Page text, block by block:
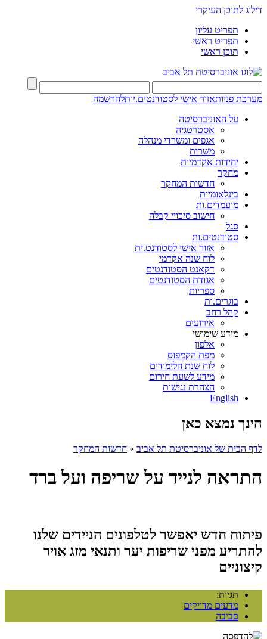
דילוג לתוכן העיקרי
תפריט עליון
תפריט ראשי
תוכן ראשי
מערכת פניותאזור אישי לסטודנטים.יותלהרשמה
על האוניברסיטה
אסטרטגיה
אגפים ומשרדי מנהלה
משרות
יחידות אקדמיות
מחקר
חדשות המחקר
בינלאומיות
מועמדים.ות
חישוב סיכויי קבלה
סגל
סטודנטים.ות
אזור אישי לסטודנט.ית
לוח שנה אקדמי
דקאנט הסטודנטים
אגודת הסטודנטים
ספריות
בוגרים.ות
קהל רחב
אירועים
מידע שימושי
אלפון
מפת הקמפוס
לוח שנת הלימודים
מידע לשעת חירום
הצהרת נגישות
English
הינך נמצא כאן
לדף הבית של אוניברסיטת תל אביב » חדשות המחקר
התראה לנייד על שריפה ועל ברד
פיתוח חדש יאפשר לטלפונים הניידים שלנו
להתריע מפני שריפות יער ותנאי מזג אויר
קיצוניים
תגיות:
מדעים מדויקים
סביבה